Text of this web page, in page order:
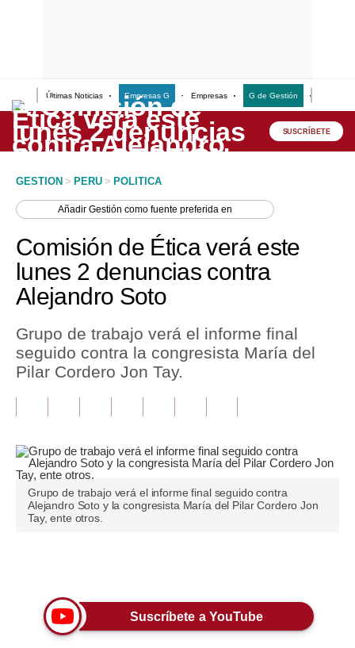
Últimas Noticias Empresas G Empresas G de Gestión
Lo último
Peru Quiosco
Economía
Mercados
Política
Finanzas Personales
Inmobiliarias
Plus G
Opinión
Tendencias
SUSCRÍBETE
GESTION > PERU > POLITICA
AñadirGestión como fuente preferida en
Comisión de Ética verá este
lunes 2 denuncias contra
Alejandro Soto
Grupo de trabajo verá el informe final
seguido contra la congresista María del
Pilar Cordero Jon Tay.
Grupo de trabajo verá el informe final seguido contra
Alejandro Soto y la congresista María del Pilar Cordero Jon
Tay, ente otros.
Suscríbete a YouTube